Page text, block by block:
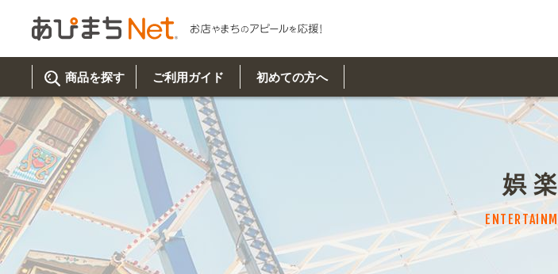
商品を探す
住まい・暮らし
美容・健康 地域・観光
イベント・季節
ご利用ガイド
既製デザイン商品注文方法
初めての方へ
お客様の声
娯楽